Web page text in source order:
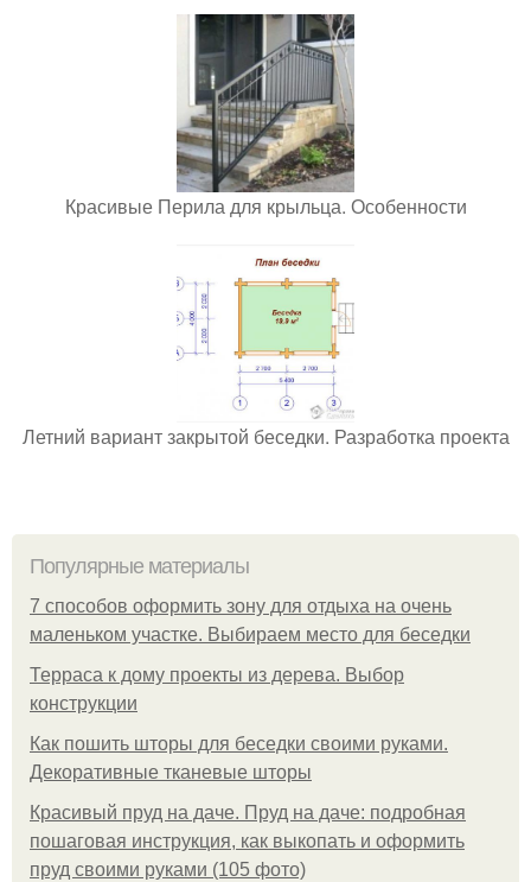
Красивые Перила для крыльца. Особенности
Летний вариант закрытой беседки. Разработка проекта
Популярные материалы
7 способов оформить зону для отдыха на очень
маленьком участке. Выбираем место для беседки
Терраса к дому проекты из дерева. Выбор
конструкции
Как пошить шторы для беседки своими руками.
Декоративные тканевые шторы
Красивый пруд на даче. Пруд на даче: подробная
пошаговая инструкция, как выкопать и оформить
пруд своими руками (105 фото)